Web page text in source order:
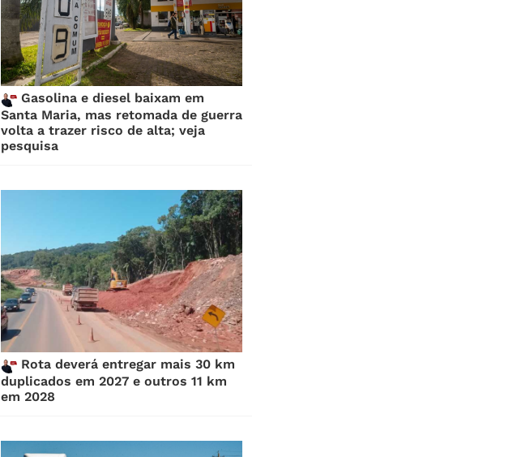
Gasolina e diesel baixam em
Santa Maria, mas retomada de guerra
volta a trazer risco de alta; veja
pesquisa
Rota deverá entregar mais 30 km
duplicados em 2027 e outros 11 km
em 2028